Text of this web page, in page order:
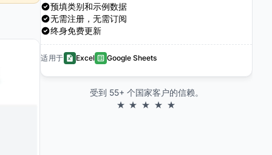
预填类别和示例数据
无需注册，无需订阅
终身免费更新
适用于 Excel Google Sheets
受到 55+ 个国家客户的信赖。
★ ★ ★ ★ ★